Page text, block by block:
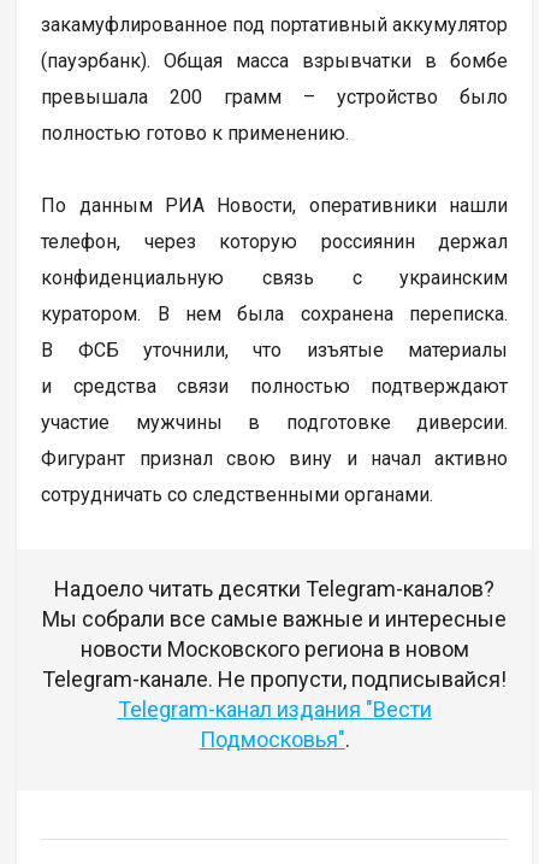
закамуфлированное под портативный аккумулятор
(пауэрбанк). Общая масса взрывчатки в бомбе
превышала 200 грамм – устройство было
полностью готово к применению.
По данным РИА Новости, оперативники нашли
телефон, через которую россиянин держал
конфиденциальную связь с украинским
куратором. В нем была сохранена переписка.
В ФСБ уточнили, что изъятые материалы
и средства связи полностью подтверждают
участие мужчины в подготовке диверсии.
Фигурант признал свою вину и начал активно
сотрудничать со следственными органами.
Надоело читать десятки Telegram-каналов?
Мы собрали все самые важные и интересные
новости Московского региона в новом
Telegram-канале. Не пропусти, подписывайся!
Telegram-канал издания "Вести
Подмосковья".